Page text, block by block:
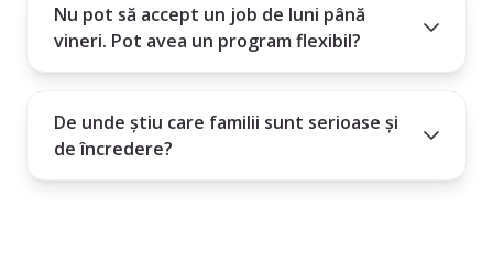
Nu pot să accept un job de luni până
vineri. Pot avea un program flexibil?
De unde știu care familii sunt serioase și
de încredere?